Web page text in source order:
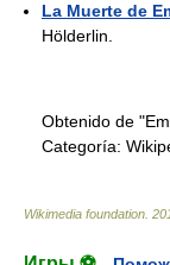
La Muerte de
Hölderlin.
Obtenido de
Categoría:
Wikimedia foundation